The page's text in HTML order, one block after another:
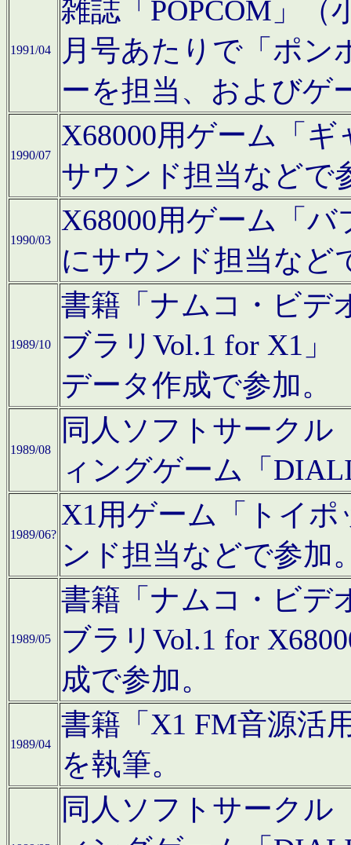
1991/04
雑誌「POPCOM」（
月号あたりで「ポン
ーを担当、およびゲ
1990/07
X68000用ゲーム「
サウンド担当などで
1990/03
X68000用ゲーム「
にサウンド担当など
1989/10
書籍「ナムコ・ビデ
ブラリVol.1 for X1」
データ作成で参加。
1989/08
同人ソフトサークル
ィングゲーム「
1989/06?
X1用ゲーム「トイ
ンド担当などで参加
1989/05
書籍「ナムコ・ビデ
ブラリVol.1 for
成で参加。
1989/04
書籍「X1 FM音源活
を執筆。
同人ソフトサークル